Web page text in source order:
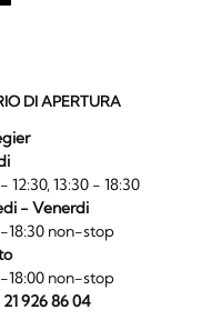
DI APERTURA
12:30, 13:30 - 18:30
- Venerdi
18:30 non-stop
18:00 non-stop
21 926 86 04